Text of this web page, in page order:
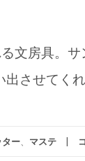
文房具。
させてく
ター マステ